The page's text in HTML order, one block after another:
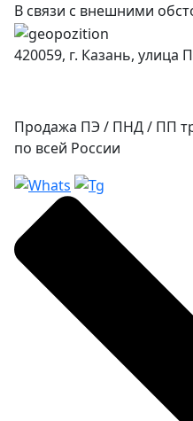
В связи с внешними
420059, г. Казань, улица
Продажа ПЭ / ПНД / ПП
по всей России